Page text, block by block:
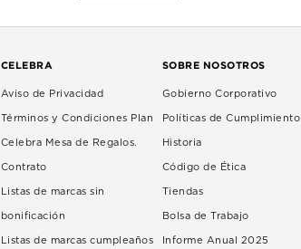
CELEBRA
Aviso de Privacidad
Términos y Condiciones Plan
Celebra Mesa de Regalos.
Contrato
Listas de marcas sin
bonificación
Listas de marcas cumpleaños
SOBRE NOSOTROS
Gobierno Corporativo
Políticas de Cumplimiento
Historia
Código de Ética
Tiendas
Bolsa de Trabajo
Informe Anual 2025